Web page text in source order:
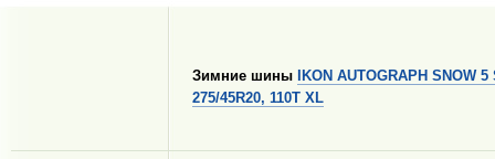
Зимние шины
IKON AUTOGRAPH SNOW 5
275/45R20, 110T XL